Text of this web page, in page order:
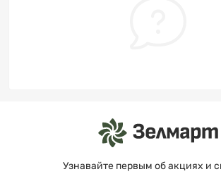
Узнавайте первым об акциях и